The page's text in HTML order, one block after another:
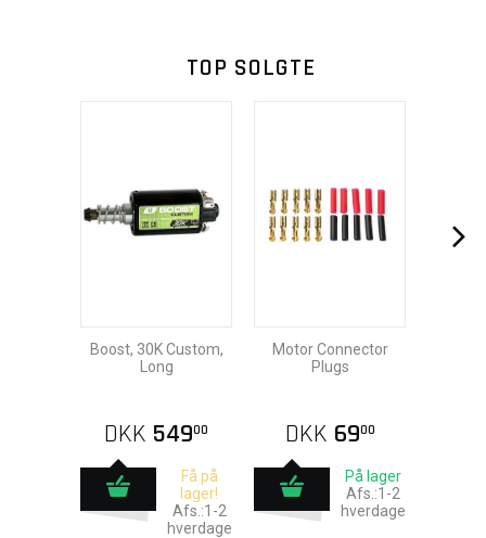
TOP SOLGTE
Boost, 30K Custom,
Long
DKK 54900
Få på
lager!
Afs.:1-2
hverdage
Motor Connector
Plugs
DKK 6900
På lager
Afs.:1-2
hverdage